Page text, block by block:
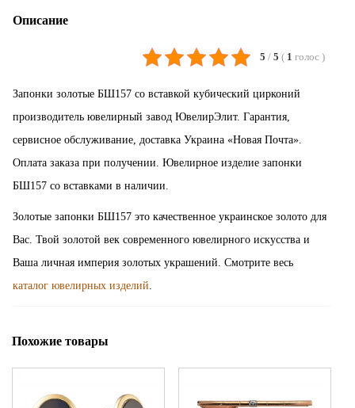
Описание
5 / 5 ( 1 голос )
Запонки золотые БШ157 со вставкой кубический цирконий
производитель ювелирный завод ЮвелирЭлит. Гарантия,
сервисное обслуживание, доставка Украина «Новая Почта».
Оплата заказа при получении. Ювелирное изделие запонки
БШ157 со вставками в наличии.
Золотые запонки БШ157 это качественное украинское золото для
Вас. Твой золотой век современного ювелирного искусства и
Ваша личная империя золотых украшений. Смотрите весь
каталог ювелирных изделий
Похожие товары